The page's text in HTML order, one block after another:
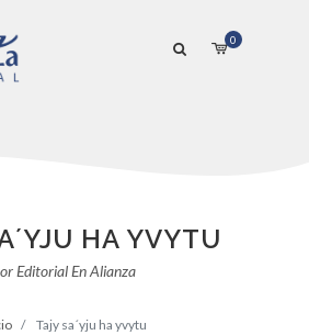
0
HA YVYTU
Editorial En Alianza
Tajy sa´yju ha yvytu